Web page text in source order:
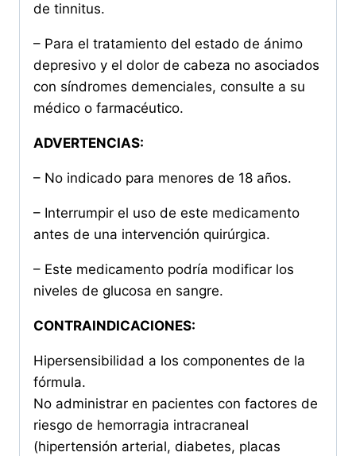
de tinnitus.
– Para el tratamiento del estado de ánimo
depresivo y el dolor de cabeza no asociados
con síndromes demenciales, consulte a su
médico o farmacéutico.
ADVERTENCIAS:
– No indicado para menores de 18 años.
– Interrumpir el uso de este medicamento
antes de una intervención quirúrgica.
– Este medicamento podría modificar los
niveles de glucosa en sangre.
CONTRAINDICACIONES:
Hipersensibilidad a los componentes de la
fórmula.
No administrar en pacientes con factores de
riesgo de hemorragia intracraneal
(hipertensión arterial, diabetes, placas